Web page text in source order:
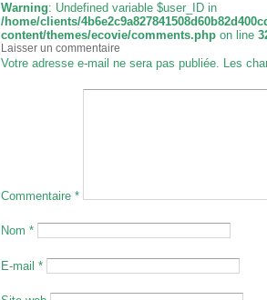
Warning: Undefined variable $user_ID in
/home/clients/
content/themes/ecovie/comments.php on line
Laisser un commentaire
Votre adresse e-mail ne sera pas publiée. Les
Commentaire *
Nom *
E-mail *